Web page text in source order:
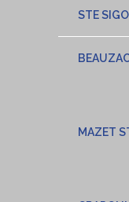
STE
MAZET